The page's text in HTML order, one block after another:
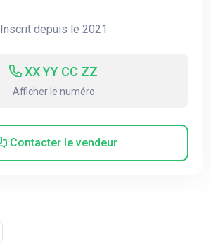
Inscrit depuis le 2021
XX YY CC ZZ
Afficher le numéro
Contacter le vendeur